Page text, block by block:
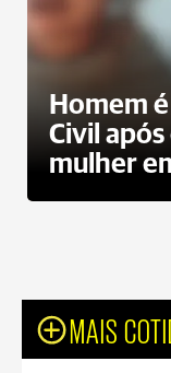
Homem
Civil
mulher
MAIS